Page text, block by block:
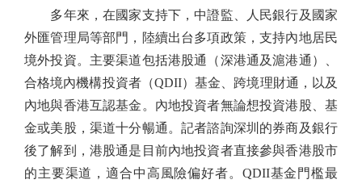
多年來，在國家支持下，中證監、人民銀行及國家
外匯管理局等部門，陸續出台多項政策，支持內地居民
境外投資。主要渠道包括港股通（深港通及滬港通）、
合格境內機構投資者（QDII）基金、跨境理財通，以及
內地與香港互認基金。內地投資者無論想投資港股、基
金或美股，渠道十分暢通。記者諮詢深圳的券商及銀行
後了解到，港股通是目前內地投資者直接參與香港股市
的主要渠道，適合中高風險偏好者。QDII基金門檻最